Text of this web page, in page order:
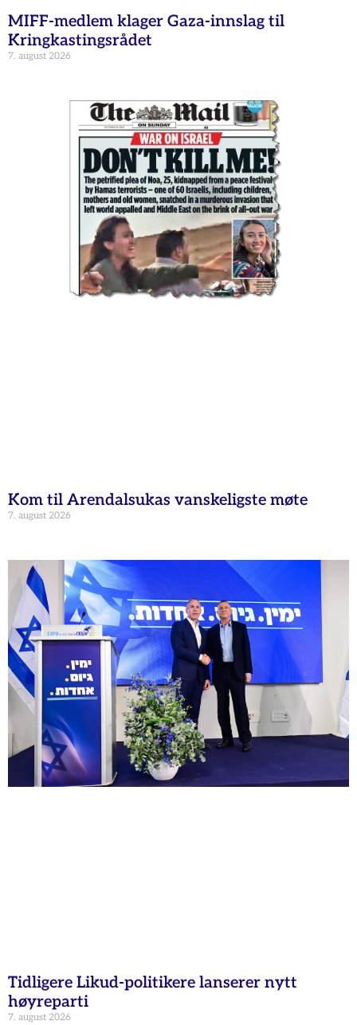
MIFF-medlem klager Gaza-innslag til
Kringkastingsrådet
7. august 2026
Kom til Arendalsukas vanskeligste møte
7. august 2026
Tidligere Likud-politikere lanserer nytt
høyreparti
7. august 2026